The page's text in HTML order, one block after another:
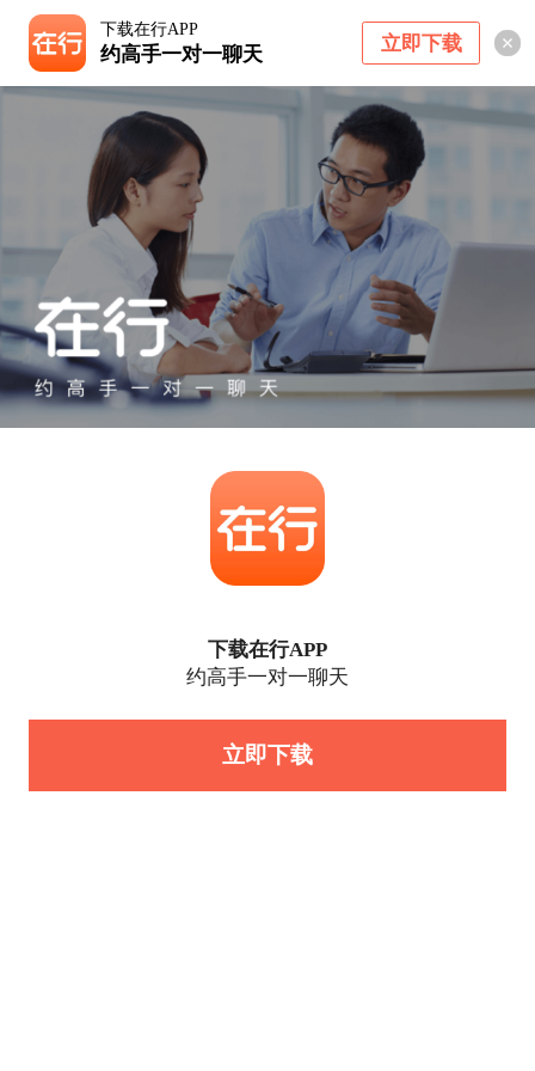
下载在行APP
约高手一对一聊天 立即下载
下载在行APP
约高手一对一聊天
立即下载